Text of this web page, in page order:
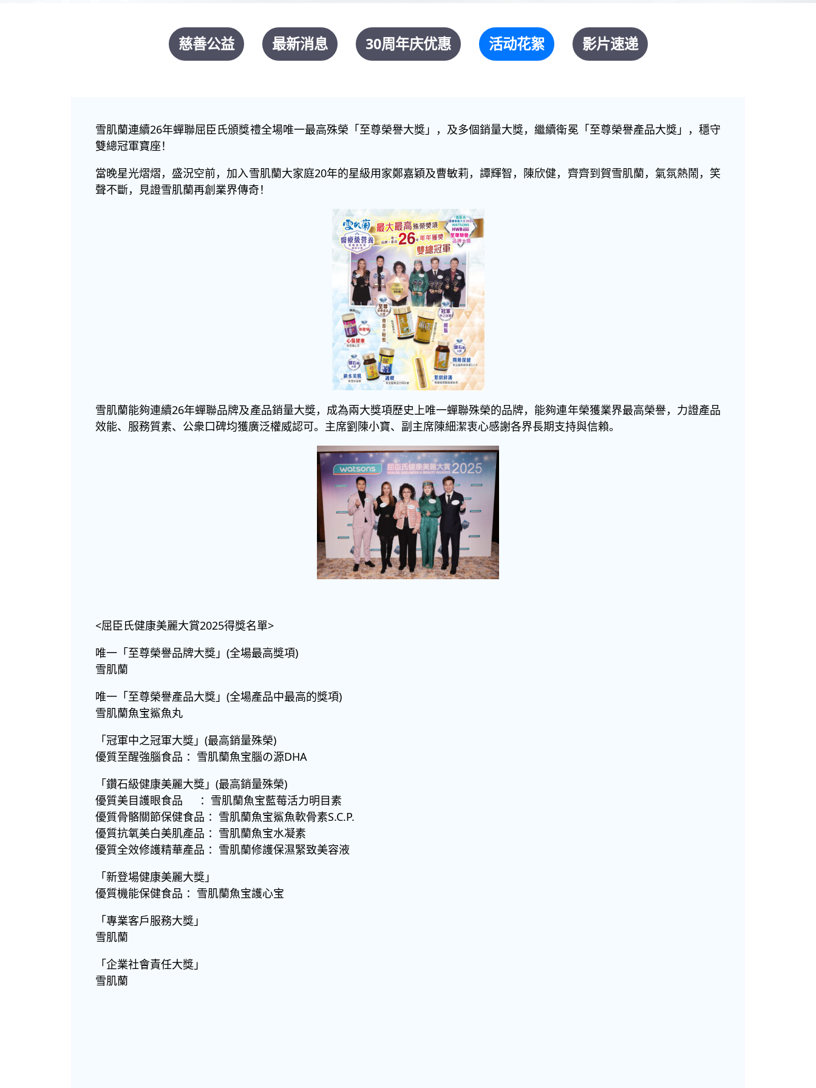
慈善公益 最新消息 30周年庆优惠 活动花絮 影片速递
雪肌蘭連續26年蟬聯屈臣氏頒獎禮全場唯一最高殊榮「至尊榮譽大獎」，及多個銷量大獎，繼續衛冕「至尊榮譽產品大獎」，穩守
雙總冠軍寶座！
當晚星光熠熠，盛況空前，加入雪肌蘭大家庭20年的星級用家鄭嘉穎及曹敏莉，譚輝智，陳欣健，齊齊到賀雪肌蘭，氣氛熱鬧，笑
聲不斷，見證雪肌蘭再創業界傳奇！
雪肌蘭能夠連續26年蟬聯品牌及產品銷量大獎，成為兩大獎項歷史上唯一蟬聯殊榮的品牌，能夠連年榮獲業界最高榮譽，力證產品
效能、服務質素、公衆口碑均獲廣泛權威認可。主席劉陳小寶、副主席陳細潔衷心感謝各界長期支持與信賴。
<屈臣氏健康美麗大賞2025得獎名單>
唯一「至尊榮譽品牌大獎」(全場最高獎項)
雪肌蘭
唯一「至尊榮譽產品大獎」(全場產品中最高的獎項)
雪肌蘭魚宝鯊魚丸
「冠軍中之冠軍大獎」(最高銷量殊榮)
優質至醒強腦食品 ：雪肌蘭魚宝腦の源DHA
「鑽石級健康美麗大獎」(最高銷量殊榮)
優質美目護眼食品 ：雪肌蘭魚宝藍莓活力明目素
優質骨骼關節保健食品 ：雪肌蘭魚宝鯊魚軟骨素S.C.P.
優質抗氧美白美肌產品 ：雪肌蘭魚宝水凝素
優質全效修護精華產品 ：雪肌蘭修護保濕緊致美容液
「新登場健康美麗大獎」
優質機能保健食品 ：雪肌蘭魚宝護心宝
「專業客戶服務大獎」
雪肌蘭
「企業社會責任大獎」
雪肌蘭